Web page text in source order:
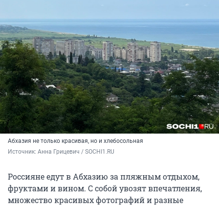
Абхазия не только красивая, но и хлебосольная
Источник: Анна Грицевич / SOCHI1.RU
Россияне едут в Абхазию за пляжным отдыхом,
фруктами и вином. С собой увозят впечатления,
множество красивых фотографий и разные